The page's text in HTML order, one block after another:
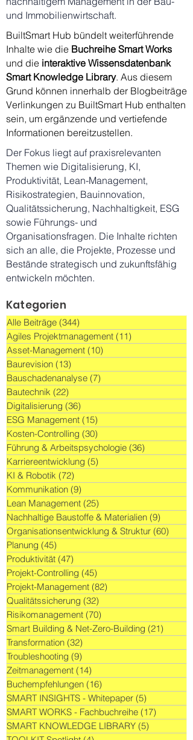
und Immobilienwirtschaft.
BuiltSmart Hub bündelt weiterführende
Inhalte wie die Buchreihe Smart Works
und die interaktive Wissensdatenbank
Smart Knowledge Library. Aus diesem
Grund können innerhalb der Blogbeiträge
Verlinkungen zu BuiltSmart Hub enthalten
sein, um ergänzende und vertiefende
Informationen bereitzustellen.
Der Fokus liegt auf praxisrelevanten
Themen wie Digitalisierung, KI,
Produktivität, Lean-Management,
Risikostrategien, Bauinnovation,
Qualitätssicherung, Nachhaltigkeit, ESG
sowie Führungs- und
Organisationsfragen. Die Inhalte richten
sich an alle, die Projekte, Prozesse und
Bestände strategisch und zukunftsfähig
entwickeln möchten.
Kategorien
Alle Beiträge (344)
Agiles Projektmanagement (11)
Asset-Management (10)
Baurevision (13)
Bauschadenanalyse (7)
Bautechnik (22)
Digitalisierung (36)
ESG Management (15)
Kosten-Controlling (30)
Führung & Arbeitspsychologie (36)
Karriereentwicklung (5)
KI & Robotik (72)
Kommunikation (9)
Lean Management (25)
Nachhaltige Baustoffe & Materialien (9)
Organisationsentwicklung & Struktur (60)
Planung (45)
Produktivität (47)
Projekt-Controlling (45)
Projekt-Management (82)
Qualitätssicherung (32)
Risikomanagement (70)
Smart Building & Net-Zero-Building (21)
Transformation (32)
Troubleshooting (9)
Zeitmanagement (14)
Buchempfehlungen (16)
SMART INSIGHTS - Whitepaper (5)
SMART WORKS - Fachbuchreihe (17)
SMART KNOWLEDGE LIBRARY (5)